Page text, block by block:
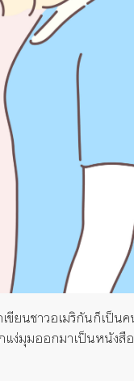
ยนชาวอเมริกันก็เป็น
แง่มุมออกมาเป็นหนังสือ